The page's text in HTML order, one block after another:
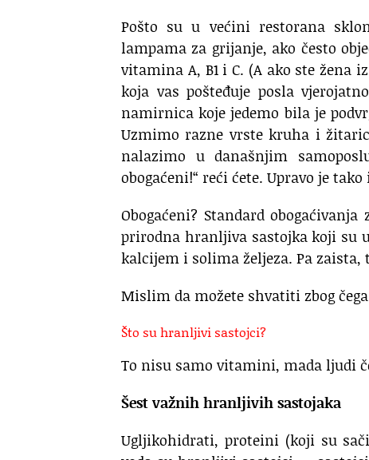
Pošto su u većini restorana
lampama za grijanje, ako često
vitamina A, B1 i C. (A ako ste žena
koja vas pošteđuje posla
namirnica koje jedemo bila je
Uzmimo razne vrste kruha i
nalazimo u današnjim
obogaćeni!“ reći ćete. Upravo je
Obogaćeni? Standard
prirodna hranljiva sastojka koji su
kalcijem i solima željeza. Pa
Mislim da možete shvatiti zbog
Što su hranljivi sastojci?
To nisu samo vitamini, mada ljudi
Šest važnih hranljivih sastojaka
Ugljikohidrati, proteini (koji su